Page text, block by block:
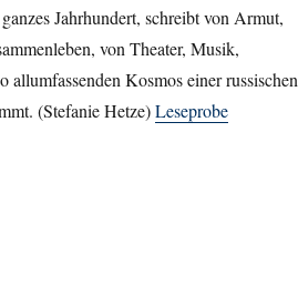
Jahrhundert, schreibt von Armut,
von Theater, Musik,
Kosmos einer russischen
(Stefanie Hetze)Leseprobe